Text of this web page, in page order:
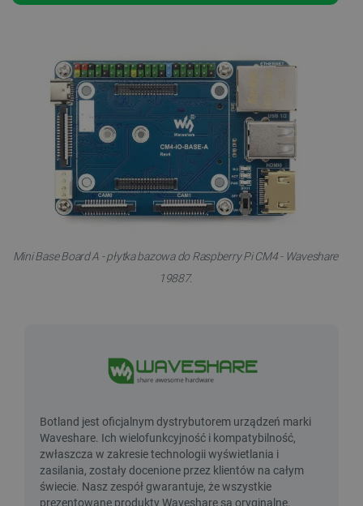
Mini Base Board A - płytka bazowa do Raspberry Pi CM4 - Waveshare
19887.